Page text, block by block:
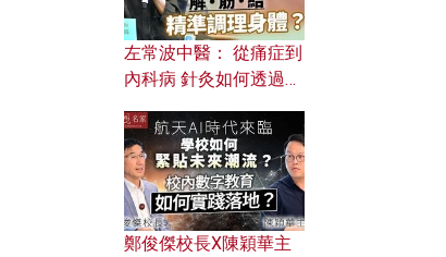
左常波中醫： 從痛症到
內科病 針灸如何透過解
鄭俊傑校長X陳穎華主